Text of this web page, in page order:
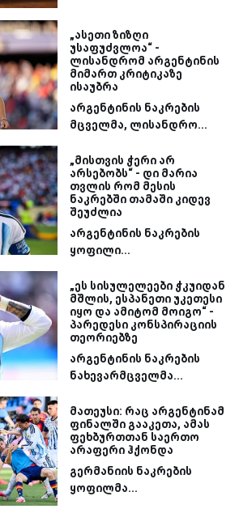
„ასეთი ზიზღი
უსაფუძვლოა“ -
ლისანდრომ არგენტინის
მიმართ კრიტიკაზე
ისაუბრა
არგენტინის ნაკრების
მცველმა, ლისანდრო...
„მისთვის ჭერი არ
არსებობს“ - დი მარია
თვლის რომ მესის
ნაკრებში თამაში კიდევ
შეუძლია
არგენტინის ნაკრების
ყოფილი...
„ეს სისულელეები ჭკუიდან
მშლის, ესპანეთი უკეთესი
იყო და ამიტომ მოიგო“ -
პარედესი კონსპირაციის
თეორიებზე
არგენტინის ნაკრების
ნახევარმცველმა...
მათეუსი: რაც არგენტინამ
ფინალში გააკეთა, ამას
ფეხბურთთან საერთო
არაფერი ჰქონდა
გერმანიის ნაკრების
ყოფილმა...